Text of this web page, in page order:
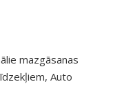
mazgāsanas
Auto